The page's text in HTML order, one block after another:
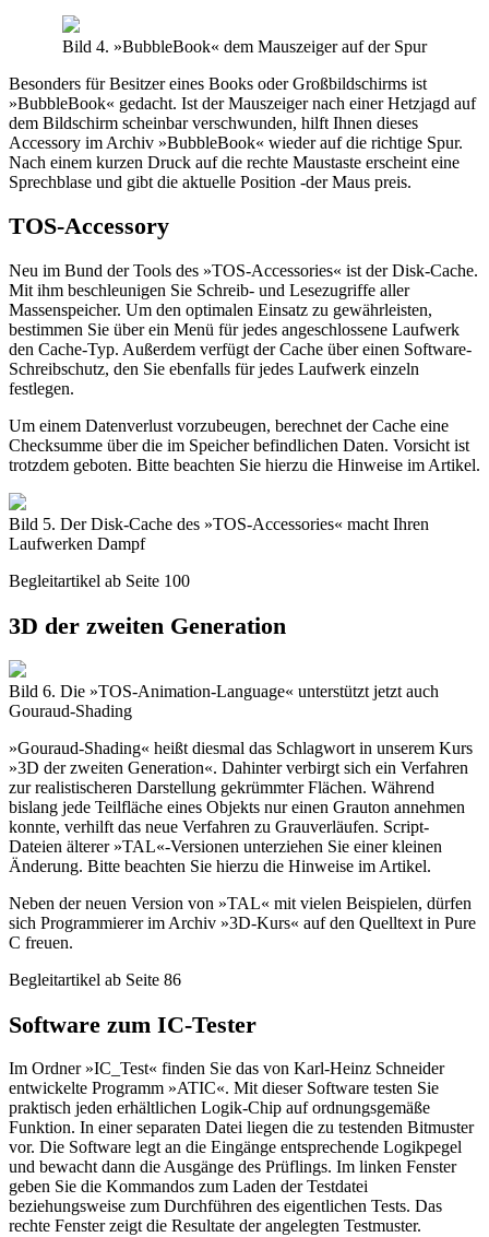
Bild 4. »BubbleBook« dem Mauszeiger auf der Spur
Besonders für Besitzer eines Books oder Großbildschirms ist
»BubbleBook« gedacht. Ist der Mauszeiger nach einer Hetzjagd auf
dem Bildschirm scheinbar verschwunden, hilft Ihnen dieses
Accessory im Archiv »BubbleBook« wieder auf die richtige Spur.
Nach einem kurzen Druck auf die rechte Maustaste erscheint eine
Sprechblase und gibt die aktuelle Position -der Maus preis.
TOS-Accessory
Neu im Bund der Tools des »TOS-Accessories« ist der Disk-Cache.
Mit ihm beschleunigen Sie Schreib- und Lesezugriffe aller
Massenspeicher. Um den optimalen Einsatz zu gewährleisten,
bestimmen Sie über ein Menü für jedes angeschlossene Laufwerk
den Cache-Typ. Außerdem verfügt der Cache über einen Software-
Schreibschutz, den Sie ebenfalls für jedes Laufwerk einzeln
festlegen.
Um einem Datenverlust vorzubeugen, berechnet der Cache eine
Checksumme über die im Speicher befindlichen Daten. Vorsicht ist
trotzdem geboten. Bitte beachten Sie hierzu die Hinweise im Artikel.
Bild 5. Der Disk-Cache des »TOS-Accessories« macht Ihren
Laufwerken Dampf
Begleitartikel ab Seite 100
3D der zweiten Generation
Bild 6. Die »TOS-Animation-Language« unterstützt jetzt auch
Gouraud-Shading
»Gouraud-Shading« heißt diesmal das Schlagwort in unserem Kurs
»3D der zweiten Generation«. Dahinter verbirgt sich ein Verfahren
zur realistischeren Darstellung gekrümmter Flächen. Während
bislang jede Teilfläche eines Objekts nur einen Grauton annehmen
konnte, verhilft das neue Verfahren zu Grauverläufen. Script-
Dateien älterer »TAL«-Versionen unterziehen Sie einer kleinen
Änderung. Bitte beachten Sie hierzu die Hinweise im Artikel.
Neben der neuen Version von »TAL« mit vielen Beispielen, dürfen
sich Programmierer im Archiv »3D-Kurs« auf den Quelltext in Pure
C freuen.
Begleitartikel ab Seite 86
Software zum IC-Tester
Im Ordner »IC_Test« finden Sie das von Karl-Heinz Schneider
entwickelte Programm »ATIC«. Mit dieser Software testen Sie
praktisch jeden erhältlichen Logik-Chip auf ordnungsgemäße
Funktion. In einer separaten Datei liegen die zu testenden Bitmuster
vor. Die Software legt an die Eingänge entsprechende Logikpegel
und bewacht dann die Ausgänge des Prüflings. Im linken Fenster
geben Sie die Kommandos zum Laden der Testdatei
beziehungsweise zum Durchführen des eigentlichen Tests. Das
rechte Fenster zeigt die Resultate der angelegten Testmuster.